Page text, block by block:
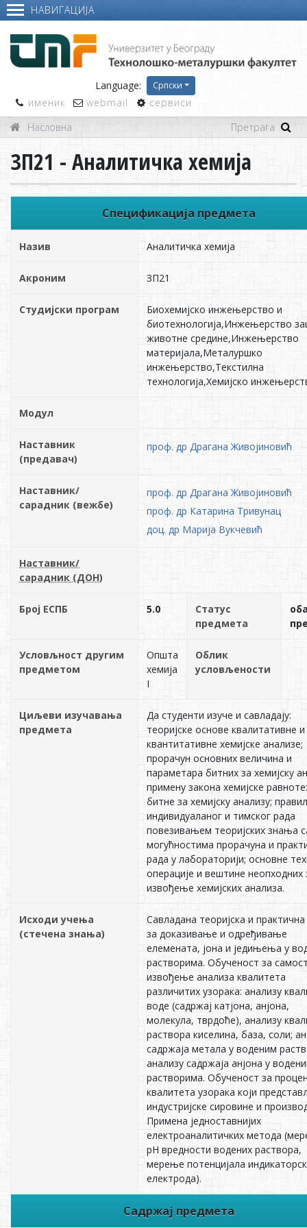
НАВИГАЦИЈА
Language: Српски
именик webmail
сервиси
Насловна
ЗП21 - Аналитичка хемија
Спецификација предмета
Назив Аналитичка хемија
Акроним ЗП21
Студијски програм
Биохемијско инжењерство и
биотехнологија,Инжењерство
животне средине,Инжењерство
материјала,Металуршко
инжењерство,Текстилна
технологија,Хемијско
Модул
Наставник
(предавач)
проф. др Драгана Живојиновић
Наставник/
сарадник (вежбе)
проф. др Драгана Живојиновић
проф. др Катарина Тривунац
доц. др Марија Вукчевић
Наставник/
сарадник (ДОН)
Број ЕСПБ 5.0
Статус
предмета
Условљност другим
предметом
Општа
хемија
I
Облик
условљености
Циљеви изучавања
предмета
Да студенти изуче и савладају:
теоријске основе квалитативне и
квантитативне хемијске анализе;
прорачун основних величина и
параметара битних за хемијску
примену закона хемијске
битне за хемијску анализу;
индивидуаланог и тимског рада
повезивањем теоријских знања
могућностима прорачуна и
рада у лабораторији; основне
операције и вештине неопходних
извођење хемијских анализа.
Исходи учења
(стечена знања)
Савладана теоријска и
за доказивање и одређивање
елемената, јона и једињења у
растворима. Обученост за
извођење анализа квалитета
различитих узорака: анализу
воде (садржај катјона, анјона,
молекула, тврдоће), анализу
раствора киселина, база, соли;
садржаја метала у воденим
анализу садржаја анјона у
растворима. Обученост за
квалитета узорака који
индустријске сировине и
Примена једноставнијих
електроаналитичких метода
pH вредности водених раствора,
мерење потенцијала
електрода).
Садржај предмета